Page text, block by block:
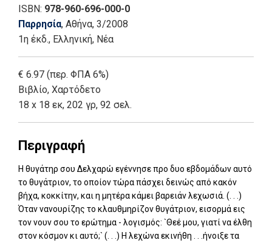
ISBN: 978-960-696-000-0
Παρρησία, Αθήνα, 3/2008
1η έκδ., Ελληνική, Νέα
€ 6.97 (περ. ΦΠΑ 6%)
Βιβλίο, Χαρτόδετο
18 x 18 εκ, 202 γρ, 92 σελ.
Περιγραφή
Η θυγάτηρ σου Δελχαρώ εγέννησε προ δυο εβδομάδων αυτό
το θυγάτριον, το οποίον τώρα πάσχει δεινώς από κακόν
βήχα, κοκκίτην, και η μητέρα κάμει βαρειάν λεχωσιά. (. . .)
Όταν νανουρίζης το κλαυθμηρίζον θυγάτριον, εισορμά εις
τον νουν σου το ερώτημα - λογισμός: `Θεέ μου, γιατί να έλθη
στον κόσμον κι αυτό;` (. . .) Η λεχώνα εκινήθη . . .ήνοιξε τα